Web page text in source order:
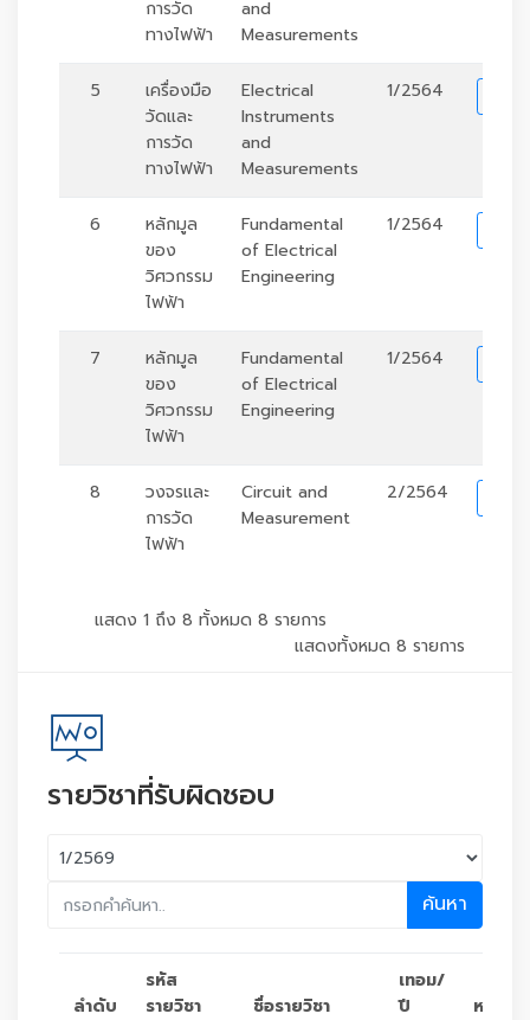
การวัด
ทางไฟฟ้า
and
Measurements
5
เครื่องมือ
วัดและ
การวัด
ทางไฟฟ้า
Electrical
Instruments
and
Measurements
1/2564
6
หลักมูล
ของ
วิศวกรรม
ไฟฟ้า
Fundamental
of Electrical
Engineering
1/2564
7
หลักมูล
ของ
วิศวกรรม
ไฟฟ้า
Fundamental
of Electrical
Engineering
1/2564
8
วงจรและ
การวัด
ไฟฟ้า
Circuit and
Measurement
2/2564
แสดง 1 ถึง 8 ทั้งหมด 8 รายการ
แสดงทั้งหมด 8 รายการ
รายวิชาที่รับผิดชอบ
ค้นหา
ลำดับ
รหัส
รายวิชา
ชื่อรายวิชา
เทอม/
ปี
หน่วย